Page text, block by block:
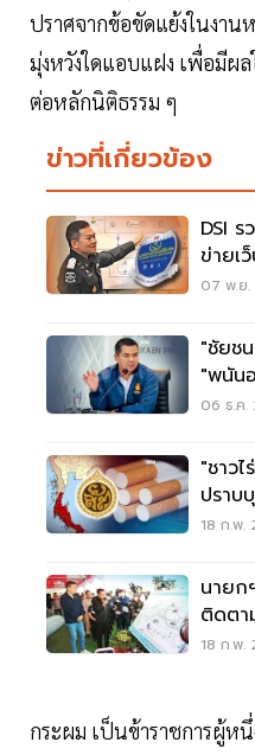
ปราศจากข้อขัดแย้งในงาน
มุ่งหวังใดแอบแฝง เพื่อมีผ
ต่อหลักนิติธรรม ๆ
ข่าวที่เกี่ยวข้อง
DSI ร
ข่ายเ
07 พ.ย.
"ชัยช
"พนัน
06 ธ.ค.
"ชาว
ปราบ
18 ก.พ.
นายก
ติดตา
หาร
18 ก.พ.
กระผม เป็นข้าราชการผู้ห